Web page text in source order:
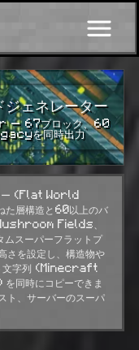
ェネレーター
67ブロック、60
を同時出力
ー (Flat World
層構造と60以上のバ
Fields、
ーパーフラットプ
さを設定し、構造物や
文字列 (Minecraft
時にコピーできま
ト、サーバーのスーパ